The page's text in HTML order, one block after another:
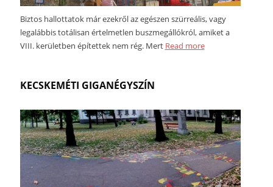
Biztos hallottatok már ezekről az egészen szürreális, vagy
legalábbis totálisan értelmetlen buszmegállókról, amiket a
VIII. kerületben építettek nem rég. Mert Read more
KECSKEMÉTI GIGANÉGYSZÍN